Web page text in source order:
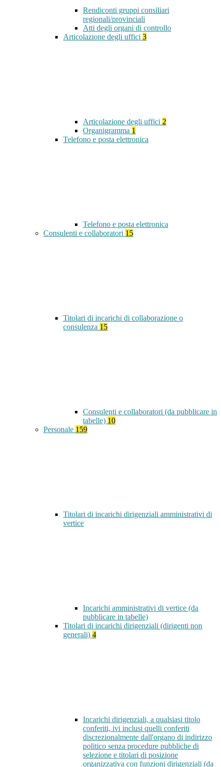
Rendiconti gruppi consiliari
regionali/provinciali
Atti degli organi di controllo
Articolazione degli uffici 3
Articolazione degli uffici 2
Organigramma 1
Telefono e posta elettronica
Telefono e posta elettronica
Consulenti e collaboratori 15
Titolari di incarichi di collaborazione o
consulenza 15
Consulenti e collaboratori (da pubblicare in
tabelle) 10
Personale 159
Titolari di incarichi dirigenziali amministrativi di
vertice
Incarichi amministrativi di vertice (da
pubblicare in tabelle)
Titolari di incarichi dirigenziali (dirigenti non
generali) 4
Incarichi dirigenziali, a qualsiasi titolo
conferiti, ivi inclusi quelli conferiti
discrezionalmente dall'organo di indirizzo
politico senza procedure pubbliche di
selezione e titolari di posizione
organizzativa con funzioni dirigenziali (da